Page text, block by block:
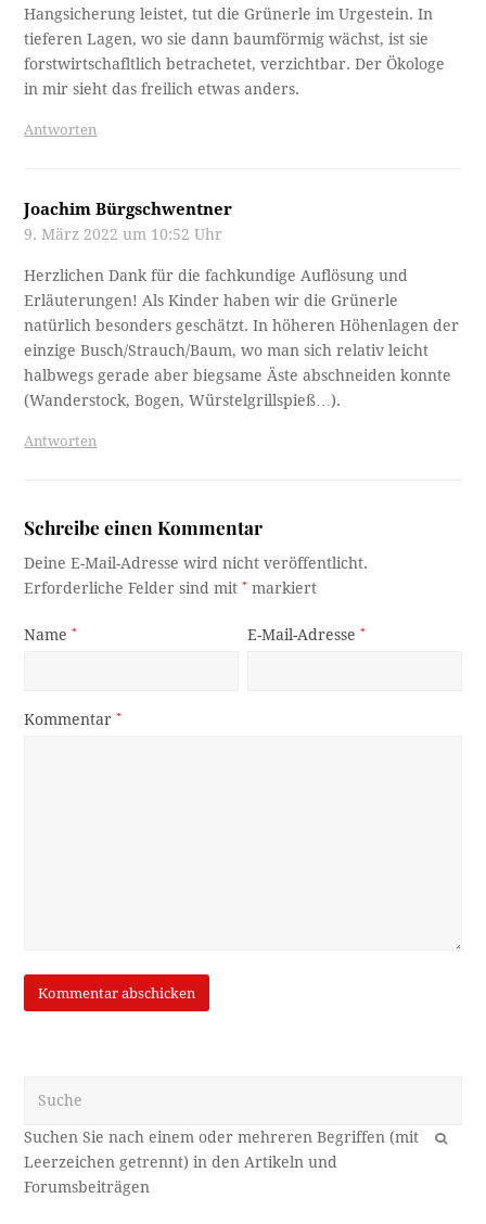
Hangsicherung leistet, tut die Grünerle im Urgestein. In
tieferen Lagen, wo sie dann baumförmig wächst, ist sie
forstwirtschafltlich betrachetet, verzichtbar. Der Ökologe
in mir sieht das freilich etwas anders.
Antworten
Joachim Bürgschwentner
9. März 2022 um 10:52 Uhr
Herzlichen Dank für die fachkundige Auflösung und
Erläuterungen! Als Kinder haben wir die Grünerle
natürlich besonders geschätzt. In höheren Höhenlagen der
einzige Busch/Strauch/Baum, wo man sich relativ leicht
halbwegs gerade aber biegsame Äste abschneiden konnte
(Wanderstock, Bogen, Würstelgrillspieß…).
Antworten
Schreibe einen Kommentar
Deine E-Mail-Adresse wird nicht veröffentlicht.
Erforderliche Felder sind mit* markiert
Name* E-Mail-Adresse*
Kommentar*
OK